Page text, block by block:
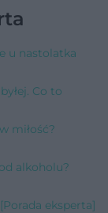
u nastolatka
Co to
miłość?
alkoholu?
eksperta]